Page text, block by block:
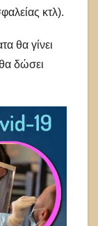
κτλ).
θα γίνει
δώσει